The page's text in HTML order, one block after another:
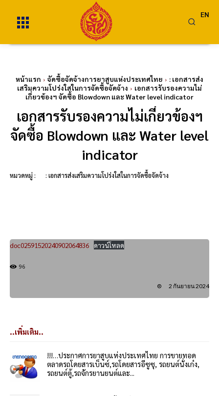
EN
หน้าแรก จัดซื้อจัดจ้างการยาสูบแห่งประเทศไทย
: เอกสารส่ง
เสริมความโปร่งใสในการจัดซื้อจัดจ้าง
เอกสารรับรองความไม่
เกี่ยวข้องฯ จัดซื้อ Blowdown และ Water level indicator
เอกสารรับรองความไม่เกี่ยวข้องฯ
จัดซื้อ Blowdown และ Water level
indicator
หมวดหมู่ : : เอกสารส่งเสริมความโปร่งใสในการจัดซื้อจัดจ้าง
doc02591520240902064836 ดาวน์โหลด
96
2 กันยายน 2024
..เพิ่มเติม..
!!!…ประกาศการยาสูบแห่งประเทศไทย การขายทอด
ตลาดรถโดยสารเบ็นซ์,รถโดยสารอีซูซุ, รถยนต์นั่งเก๋ง,
รถยนต์ตู้,รถจักรยานยนต์และ...